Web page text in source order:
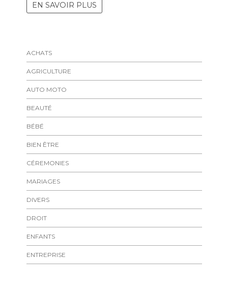
EN SAVOIR PLUS
ACHATS
AGRICULTURE
AUTO MOTO
BEAUTÉ
BÉBÉ
BIEN ÊTRE
CÉREMONIES
MARIAGES
DIVERS
DROIT
ENFANTS
ENTREPRISE